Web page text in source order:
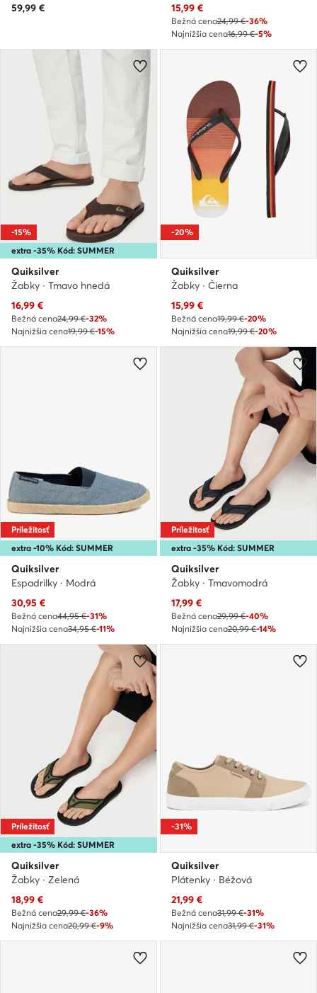
59,99 €
Aktuálna cena
15,99 €
Bežná cena24,99 €-36%
Najnižšia cena16,99 €-5%
extra -35% Kód: SUMMER
-15%
Quiksilver
Žabky · Tmavo hnedá
Aktuálna cena
16,99 €
Bežná cena24,99 €-32%
Najnižšia cena19,99 €-15%
-20%
Quiksilver
Žabky · Čierna
Aktuálna cena
15,99 €
Bežná cena19,99 €-20%
Najnižšia cena19,99 €-20%
extra -10% Kód: SUMMER
Príležitosť
Quiksilver
Espadrilky · Modrá
Aktuálna cena
30,95 €
Bežná cena44,95 €-31%
Najnižšia cena34,95 €-11%
extra -35% Kód: SUMMER
Príležitosť
Quiksilver
Žabky · Tmavomodrá
Aktuálna cena
17,99 €
Bežná cena29,99 €-40%
Najnižšia cena20,99 €-14%
extra -35% Kód: SUMMER
Príležitosť
Quiksilver
Žabky · Zelená
Aktuálna cena
18,99 €
Bežná cena29,99 €-36%
Najnižšia cena20,99 €-9%
-31%
Quiksilver
Plátenky · Béžová
Aktuálna cena
21,99 €
Bežná cena31,99 €-31%
Najnižšia cena31,99 €-31%